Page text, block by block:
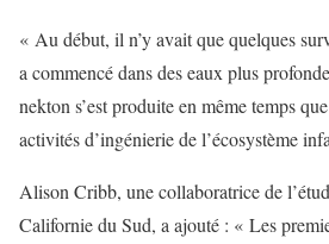
« Au début, il n’y avait que quelques
a commencé dans des eaux plus
nekton s’est produite en même temps
activités d’ingénierie de l’écosystème
Alison Cribb, une collaboratrice de
Californie du Sud, a ajouté : « Les